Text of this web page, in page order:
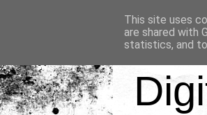
This site uses
are shared with
statistics, and